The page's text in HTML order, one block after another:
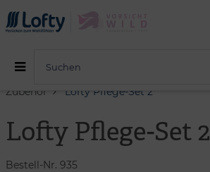
Zubehör Lofty Pflege-Set 2
Lofty Pflege-Set 2
Bestell-Nr. 935